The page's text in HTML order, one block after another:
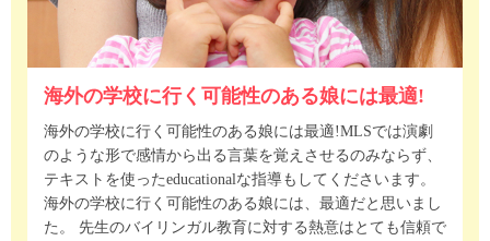
海外の学校に行く可能性のある娘には最適!
海外の学校に行く可能性のある娘には最適!​ MLSでは演劇
のような形で感情から出る言葉を覚えさせるのみならず、
テキストを使ったeducationalな指導もしてくださいます。
海外の学校に行く可能性のある娘には、最適だと思いまし
た。 先生のバイリンガル教育に対する熱意はとても信頼で